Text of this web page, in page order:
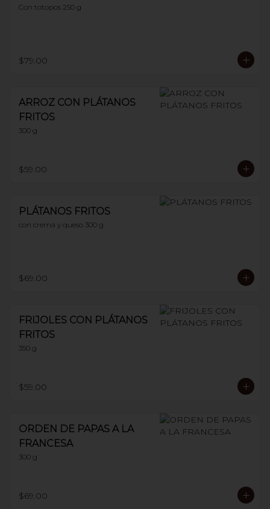
Con totopos 250 g
$79.00
ARROZ CON PLÁTANOS
FRITOS
300 g
$59.00
PLÁTANOS FRITOS
con crema y queso 300 g
$69.00
FRIJOLES CON PLÁTANOS
FRITOS
350 g
$59.00
ORDEN DE PAPAS A LA
FRANCESA
300 g
$69.00